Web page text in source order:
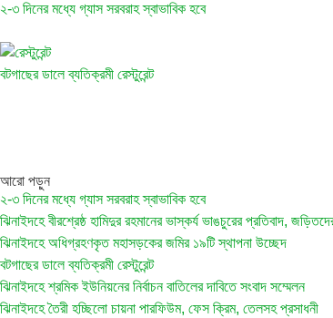
২-৩ দিনের মধ্যে গ্যাস সরবরাহ স্বাভাবিক হবে
বটগাছের ডালে ব্যতিক্রমী রেস্টুরেন্ট
আরো পড়ুন
২-৩ দিনের মধ্যে গ্যাস সরবরাহ স্বাভাবিক হবে
ঝিনাইদহে বীরশ্রেষ্ঠ হামিদুর রহমানের ভাস্কর্য ভাঙচুরের প্রতিবাদ, জড়িতদের
ঝিনাইদহে অধিগ্রহণকৃত মহাসড়কের জমির ১৯টি স্থাপনা উচ্ছেদ
বটগাছের ডালে ব্যতিক্রমী রেস্টুরেন্ট
ঝিনাইদহে শ্রমিক ইউনিয়নের নির্বাচন বাতিলের দাবিতে সংবাদ সম্মেলন
ঝিনাইদহে তৈরী হচ্ছিলো চায়না পারফিউম, ফেস ক্রিম, তেলসহ প্রসাধনী